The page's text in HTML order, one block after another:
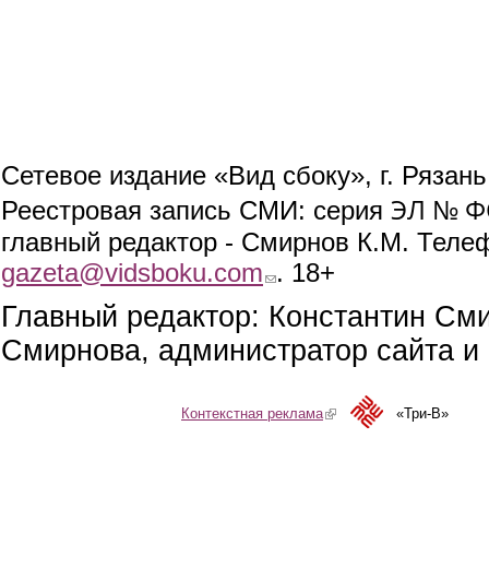
Сетевое издание «Вид сбоку», г.
Реестровая запись СМИ: серия ЭЛ №
главный редактор - Смирнов К.М.
gazeta@vidsboku.com (link sends e-mail)
. 18+
Главный редактор: Константин
Смирнова, администратор сайта
Контекстная реклама(link is external)«Три-В»